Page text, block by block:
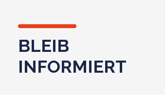
BLEIB
INFORMIERT